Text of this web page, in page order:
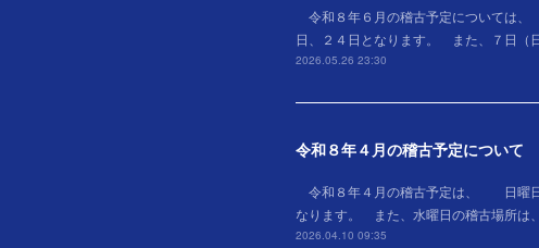
令和８年６月の稽古予定につ
日、２４日となります。 また、７
2026.05.26 23:30
令和８年４月の稽古予定について
令和８年４月の稽古予定は、 日
なります。 また、水曜日の稽古場所
2026.04.10 09:35